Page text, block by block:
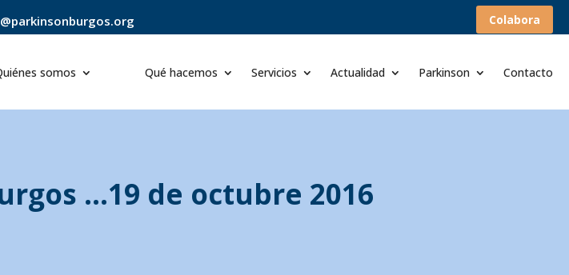
Colabora
somos Qué hacemos Servicios Actualidad Parkinson Contacto
…19 de octubre 2016